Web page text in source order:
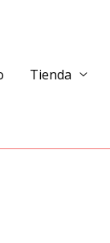
Tienda